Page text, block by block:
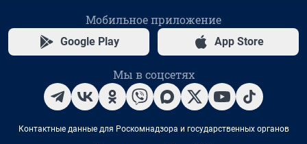
Мобильное приложение
Google Play App Store
Мы в соцсетях
Контактные данные для Роскомнадзора и государственных органов